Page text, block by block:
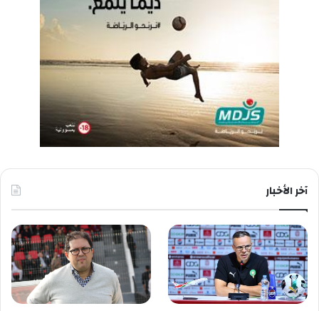
آخر الأخبار